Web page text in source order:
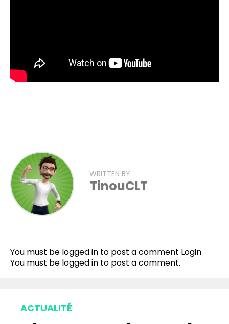
WRITTEN BY
TinouCLT
You must be logged in to post a comment Login
You must be logged in to post a comment.
ACTUALITÉ